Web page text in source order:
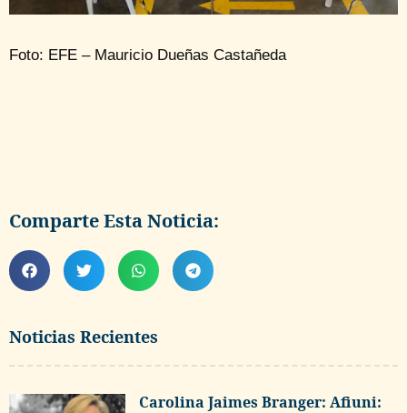
Noticias Recientes
Carolina Jaimes Branger: Afiuni:
Foto: EFE – Mauricio Dueñas Castañeda
Comparte Esta Noticia: